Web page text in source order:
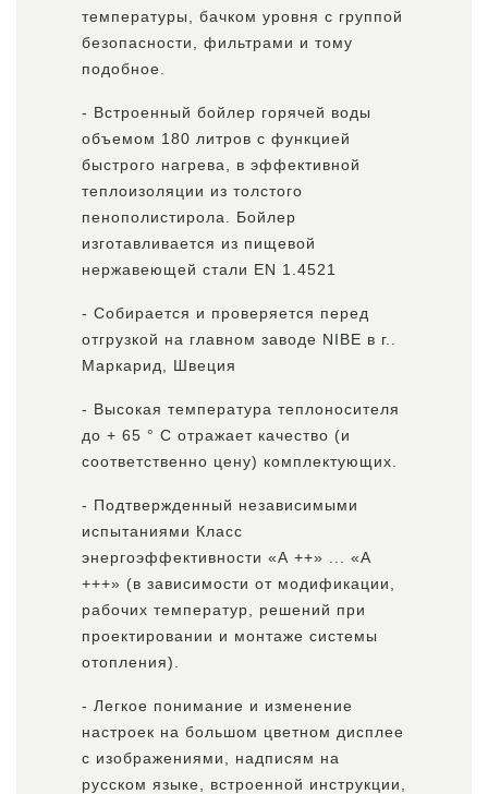
температуры, бачком уровня с группой
безопасности, фильтрами и тому
подобное.
- Встроенный бойлер горячей воды
объемом 180 литров с функцией
быстрого нагрева, в эффективной
теплоизоляции из толстого
пенополистирола. Бойлер
изготавливается из пищевой
нержавеющей стали EN 1.4521
- Собирается и проверяется перед
отгрузкой на главном заводе NIBE в г..
Маркарид, Швеция
- Высокая температура теплоносителя
до + 65 ° С отражает качество (и
соответственно цену) комплектующих.
- Подтвержденный независимыми
испытаниями Класс
энергоэффективности «А ++» ... «А
+++» (в зависимости от модификации,
рабочих температур, решений при
проектировании и монтаже системы
отопления).
- Легкое понимание и изменение
настроек на большом цветном дисплее
с изображениями, надписям на
русском языке, встроенной инструкции,